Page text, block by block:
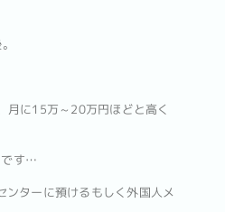
月に15万～20万円ほどと高く
です…
ターに預けるもしく外国人メ